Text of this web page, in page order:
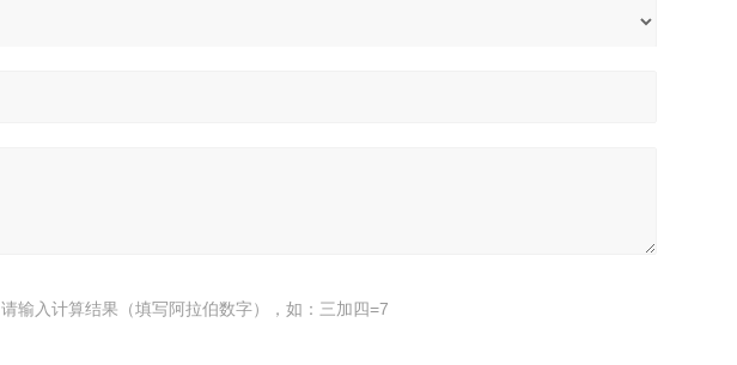
请输入计算结果（填写阿拉伯数字），如：三加四=7